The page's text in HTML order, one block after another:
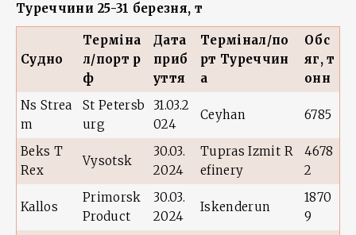
Туреччини 25-31 березня, т
Судно
Терміна
л/порт р
ф
Дата
приб
уття
Термінал/по
рт Туреччин
а
Обс
яг, т
онн
Ns Strea
m
St Petersb
urg
31.03.2
024
Ceyhan 6785
Beks T
Rex
Vysotsk
30.03.
2024
Tupras Izmit R
efinery
4678
2
Kallos
Primorsk
Product
30.03.
2024
Iskenderun
1870
9